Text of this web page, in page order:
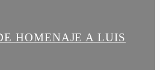
HOMENAJE A LUIS